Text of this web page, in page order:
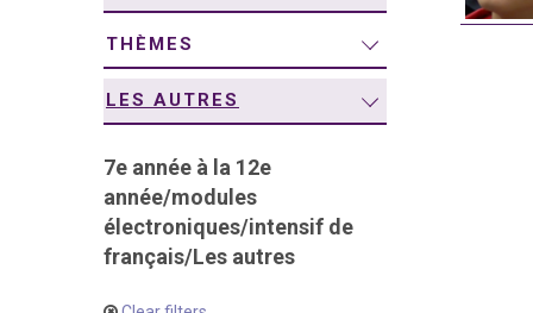
THÈMES
LES AUTRES
7e année à la 12e
année/modules
électroniques/intensif de
français/Les autres